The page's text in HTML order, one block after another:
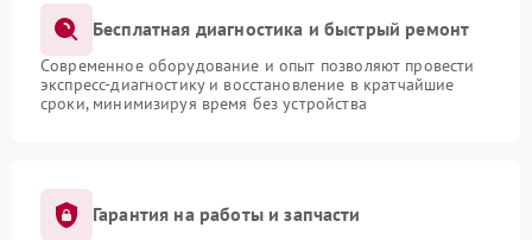
Бесплатная диагностика и быстрый ремонт
Современное оборудование и опыт позволяют провести
экспресс-диагностику и восстановление в кратчайшие
сроки, минимизируя время без устройства
Гарантия на работы и запчасти